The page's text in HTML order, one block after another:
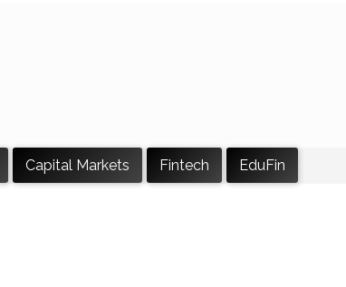
Capital Markets Fintech EduFin